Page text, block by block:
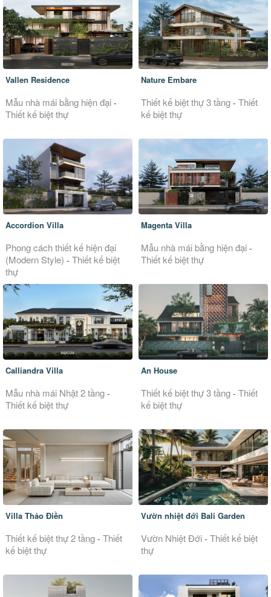
Vallen Residence
Mẫu nhà mái bằng hiện đại -
Thiết kế biệt thự
Nature Embare
Thiết kế biệt thự 3 tầng - Thiết
kế biệt thự
Accordion Villa
Phong cách thiết kế hiện đại
(Modern Style) - Thiết kế biệt
thự
Magenta Villa
Mẫu nhà mái bằng hiện đại -
Thiết kế biệt thự
Calliandra Villa
Mẫu nhà mái Nhật 2 tầng -
Thiết kế biệt thự
An House
Thiết kế biệt thự 3 tầng - Thiết
kế biệt thự
Villa Thảo Điền
Thiết kế biệt thự 2 tầng - Thiết
kế biệt thự
Vườn nhiệt đới Bali Garden
Vườn Nhiệt Đới - Thiết kế biệt
thự